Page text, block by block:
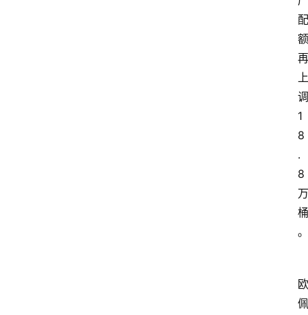
配
额
再
上
调
1
8
.
8
万
桶
。
欧
佩